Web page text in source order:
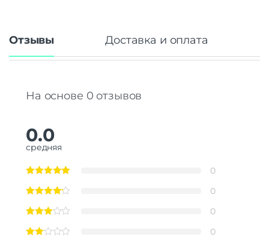
Отзывы Доставка и оплата
На основе 0 отзывов
0.0
средняя
0
0
0
0